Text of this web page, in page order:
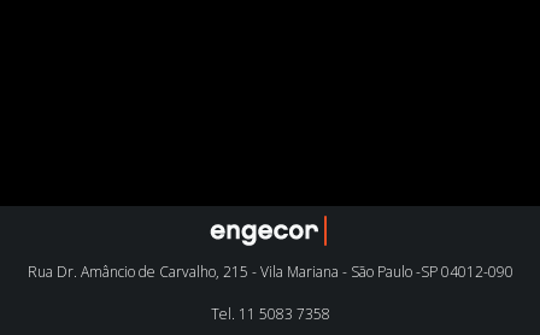
Rua Dr. Amâncio de Carvalho, 215 - Vila Mariana - São Paulo -SP 04012-090
Tel. 11 5083 7358